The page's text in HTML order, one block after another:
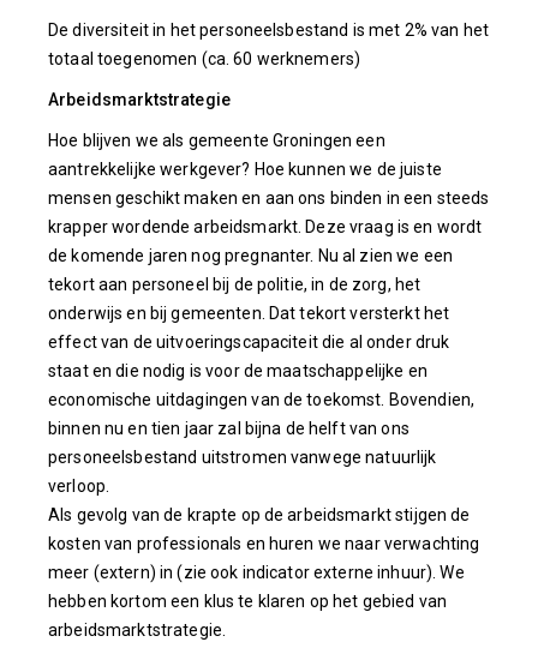
De diversiteit in het personeelsbestand is met 2% van het
totaal toegenomen (ca. 60 werknemers)
Arbeidsmarktstrategie
Hoe blijven we als gemeente Groningen een
aantrekkelijke werkgever? Hoe kunnen we de juiste
mensen geschikt maken en aan ons binden in een steeds
krapper wordende arbeidsmarkt. Deze vraag is en wordt
de komende jaren nog pregnanter. Nu al zien we een
tekort aan personeel bij de politie, in de zorg, het
onderwijs en bij gemeenten. Dat tekort versterkt het
effect van de uitvoeringscapaciteit die al onder druk
staat en die nodig is voor de maatschappelijke en
economische uitdagingen van de toekomst. Bovendien,
binnen nu en tien jaar zal bijna de helft van ons
personeelsbestand uitstromen vanwege natuurlijk
verloop.
Als gevolg van de krapte op de arbeidsmarkt stijgen de
kosten van professionals en huren we naar verwachting
meer (extern) in (zie ook indicator externe inhuur). We
hebben kortom een klus te klaren op het gebied van
arbeidsmarktstrategie.